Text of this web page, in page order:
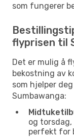
som fungerer
flyprisen til
Det er mulig å
bekostning av
som hjelper
Sumbawanga:
og
perfekt for